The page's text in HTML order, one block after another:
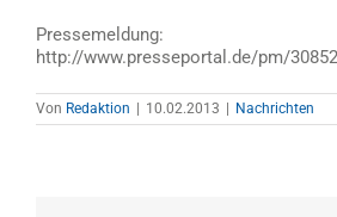
Pressemeldung:
http://www.presseportal.de/pm/
Von Redaktion | 10.02.2013 | Nachrichten